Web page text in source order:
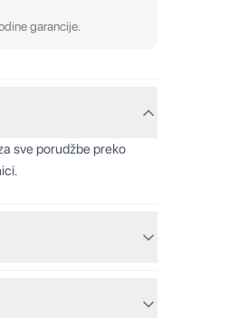
garancije.
sve porudžbe preko